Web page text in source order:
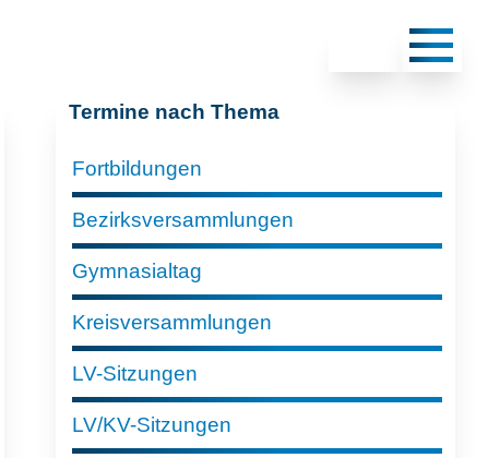
Termine nach Thema
Fortbildungen
Bezirksversammlungen
Gymnasialtag
Kreisversammlungen
LV-Sitzungen
LV/KV-Sitzungen